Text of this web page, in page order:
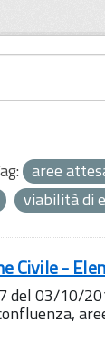
aree
viabilità di
Civile -
03/10/